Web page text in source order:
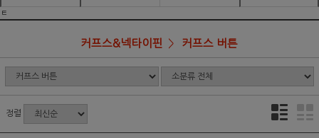
ㅌ
커프스&넥타이핀 커프스 버튼
정렬